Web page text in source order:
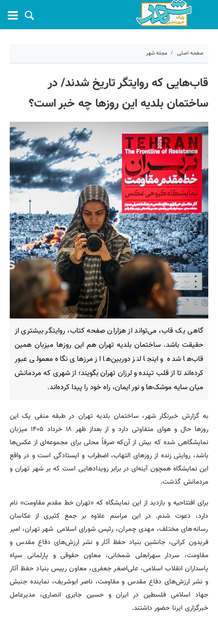
صفحه اصلی مجله شهر
قاب‌هایی که روایتگر تاریخ شدند/ در
ساختمان بلدیه این روزها چه خبر است؟
گاهی یک قاب، می‌تواند از هزاران صفحه کتاب، روایتگر بیشتری از
حقیقت باشد. ساختمان بلدیه تهران هم این روزها میزبان همین
قاب‌ها شده و اینجا لنز دوربین‌ها از مرزهای نگاه معمولی عبور
کرده‌اند تا از قلب تپنده و لرزان تهران بگویند؛ از شهری که مردمانش
میان سایه‌ موشک‌ها و نور ایمان، راه خود را پیدا کرده‌اند.
به گزارش خبرنگار شهر، ساختمان بلدیه تهران در طبقه منفی یک این
روزها حال و هوای متفاوتی دارد و از بعداز ظهر ۱۸ خرداد ۱۴۰۵ میزبان
نمایشگاهی شده که بیش از آن‌که صرفاً محلی برای مجموعه‌ای از عکس‌ها
باشد، روایتی زنده از روزهای التهاب، اضطراب و ایستادگی است و در واقع
این نمایشگاه همچون آینه‌ای در برابر رویدادهایی است که بر شهر تهران و
مردمانش گذشت.
برای افتتاحیه و بازدید از این نمایشگاه که «تهران خط مقدم مقاومت» نام
دارد، دعوت شدم. در این مراسم علاوه بر جمع کثیری از عکاسان
رسانه‌های مختلف، مهدی چمران، رئیس شورای اسلامی شهر تهران، امیر
فریدون کرانی، جانشین بنیاد حفظ آثار و نشر ارزش‌های دفاع مقدس و
مقاومت، سردار سهرابعلی شمخانی، معاون حقوقی و پارلمانی سپاه
پاسداران انقلاب اسلامی، علی‌اصغر جعفری، معاون رییس بنیاد حفظ آثار
و نشر ارزش‌های دفاع مقدس و مقاومت، ناصر ابوشریف، نماینده جنبش
جهاد اسلامی فلسطین در ایران و حسین جابری انصاری، مدیرعامل
خبرگزاری ایرنا حضور داشتند.